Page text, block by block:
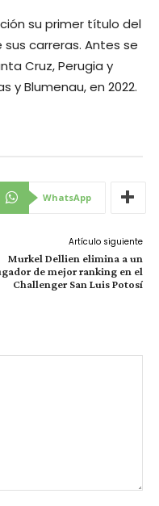
su primer título del
carreras. Antes se
Cruz, Perugia y
y Blumenau, en 2022.
WhatsApp
Artículo siguiente
Murkel Dellien elimina a un
de mejor ranking en el
Challenger San Luis Potosí